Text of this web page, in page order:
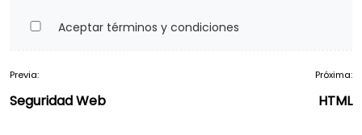
Aceptar términos y condiciones
Navegación
Previa:
Seguridad Web
Próxima:
HTML